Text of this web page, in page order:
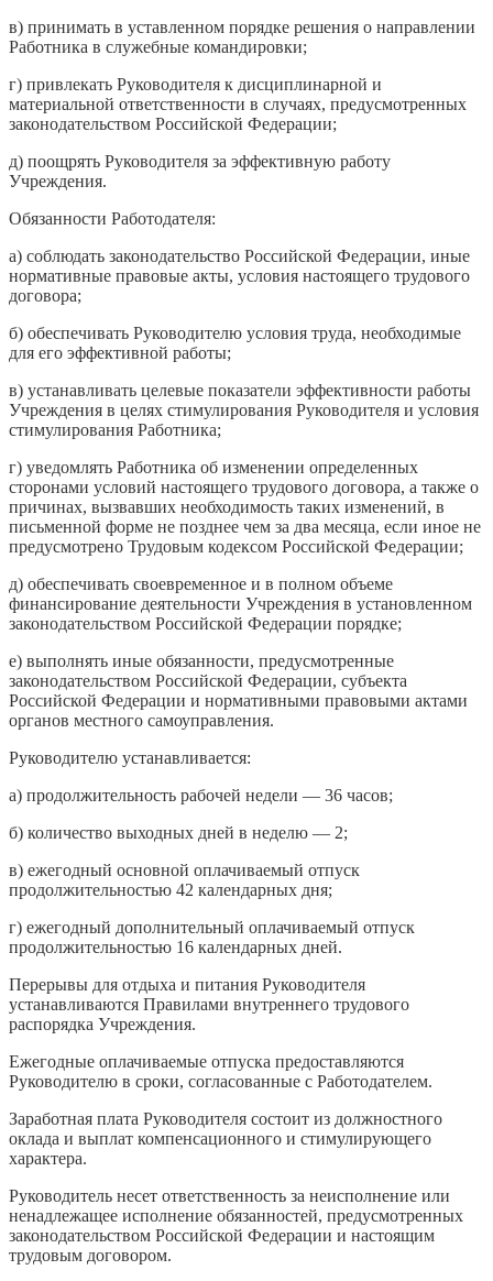
в) принимать в уставленном порядке решения о направлении
Работника в служебные командировки;
г) привлекать Руководителя к дисциплинарной и
материальной ответственности в случаях, предусмотренных
законодательством Российской Федерации;
д) поощрять Руководителя за эффективную работу
Учреждения.
Обязанности Работодателя:
а) соблюдать законодательство Российской Федерации, иные
нормативные правовые акты, условия настоящего трудового
договора;
б) обеспечивать Руководителю условия труда, необходимые
для его эффективной работы;
в) устанавливать целевые показатели эффективности работы
Учреждения в целях стимулирования Руководителя и условия
стимулирования Работника;
г) уведомлять Работника об изменении определенных
сторонами условий настоящего трудового договора, а также о
причинах, вызвавших необходимость таких изменений, в
письменной форме не позднее чем за два месяца, если иное не
предусмотрено Трудовым кодексом Российской Федерации;
д) обеспечивать своевременное и в полном объеме
финансирование деятельности Учреждения в установленном
законодательством Российской Федерации порядке;
е) выполнять иные обязанности, предусмотренные
законодательством Российской Федерации, субъекта
Российской Федерации и нормативными правовыми актами
органов местного самоуправления.
Руководителю устанавливается:
а) продолжительность рабочей недели — 36 часов;
б) количество выходных дней в неделю — 2;
в) ежегодный основной оплачиваемый отпуск
продолжительностью 42 календарных дня;
г) ежегодный дополнительный оплачиваемый отпуск
продолжительностью 16 календарных дней.
Перерывы для отдыха и питания Руководителя
устанавливаются Правилами внутреннего трудового
распорядка Учреждения.
Ежегодные оплачиваемые отпуска предоставляются
Руководителю в сроки, согласованные с Работодателем.
Заработная плата Руководителя состоит из должностного
оклада и выплат компенсационного и стимулирующего
характера.
Руководитель несет ответственность за неисполнение или
ненадлежащее исполнение обязанностей, предусмотренных
законодательством Российской Федерации и настоящим
трудовым договором.